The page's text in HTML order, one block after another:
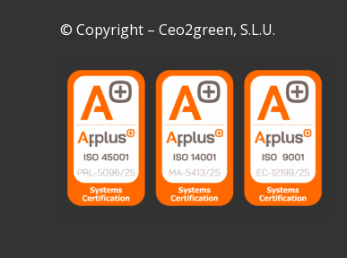
© Copyright – Ceo2green, S.L.U.